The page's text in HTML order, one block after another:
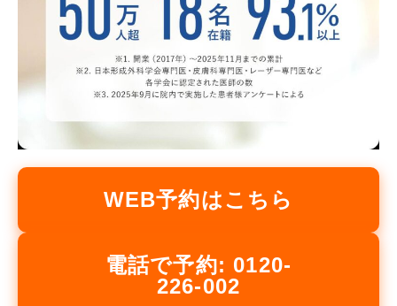
WEB予約はこちら
電話で予約: 0120-
226-002